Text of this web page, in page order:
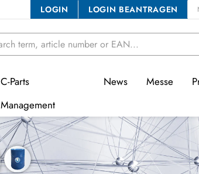
LOGIN LOGIN BEANTRAGEN
C-Parts
Management
News Messe